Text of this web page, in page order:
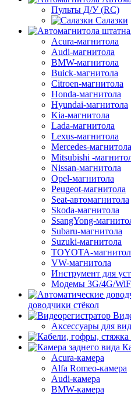
Пульты Д/У (RC)
Салазки
Acura-магнитола
Audi-магнитола
BMW-магнитола
Buick-магнитола
Citroen-магнитола
Honda-магнитола
Hyundai-магнитола
Kia-магнитола
Lada-магнитола
Lexus-магнитола
Mercedes-магнитола
Mitsubishi -
Nissan-магнитола
Opel-магнитола
Peugeot-магнитола
Seat-автомагнитола
Skoda-магнитола
SsangYong-
Subaru-магнитола
Suzuki-магнитола
TOYOTA-
VW-магнитола
Инструмент для
Модемы 3G/4G/
доводчики стёкол
Аксессуары для
Acura-камера
Alfa Romeo-камера
Audi-камера
BMW-камера